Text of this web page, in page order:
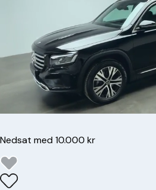
Nedsat med 10.000 kr